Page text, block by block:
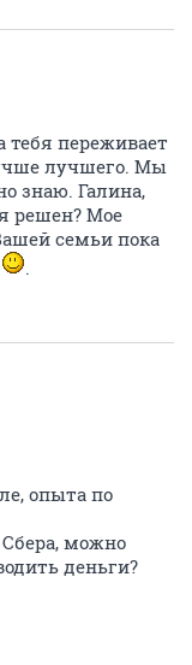
тебя переживает
лучшего. Мы
знаю. Галина,
решен? Мое
семьи пока
.
опыта по
можно
деньги?